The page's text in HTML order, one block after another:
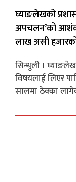
घ्याङलेखको
अपचलन’को
लाख असी
सिन्धुली ।
विषयलाई लिएर
सालमा ठेक्का